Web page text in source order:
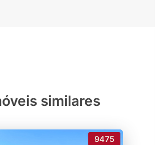
similares
9475